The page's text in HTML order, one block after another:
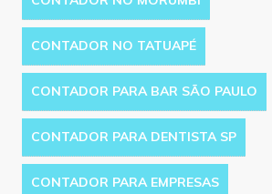
CONTADOR NO TATUAPÉ
CONTADOR PARA BAR SÃO PAULO
CONTADOR PARA DENTISTA SP
CONTADOR PARA EMPRESAS